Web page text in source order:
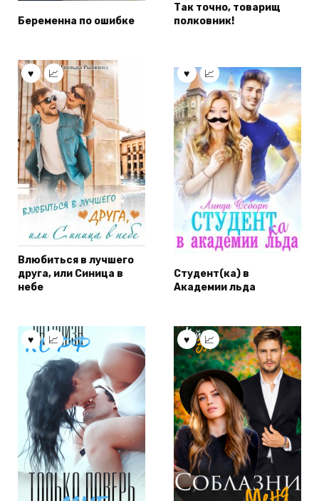
Беременна по ошибке
Так точно, товарищ
полковник!
Влюбиться в лучшего
друга, или Синица в
небе
Студент(ка) в
Академии льда